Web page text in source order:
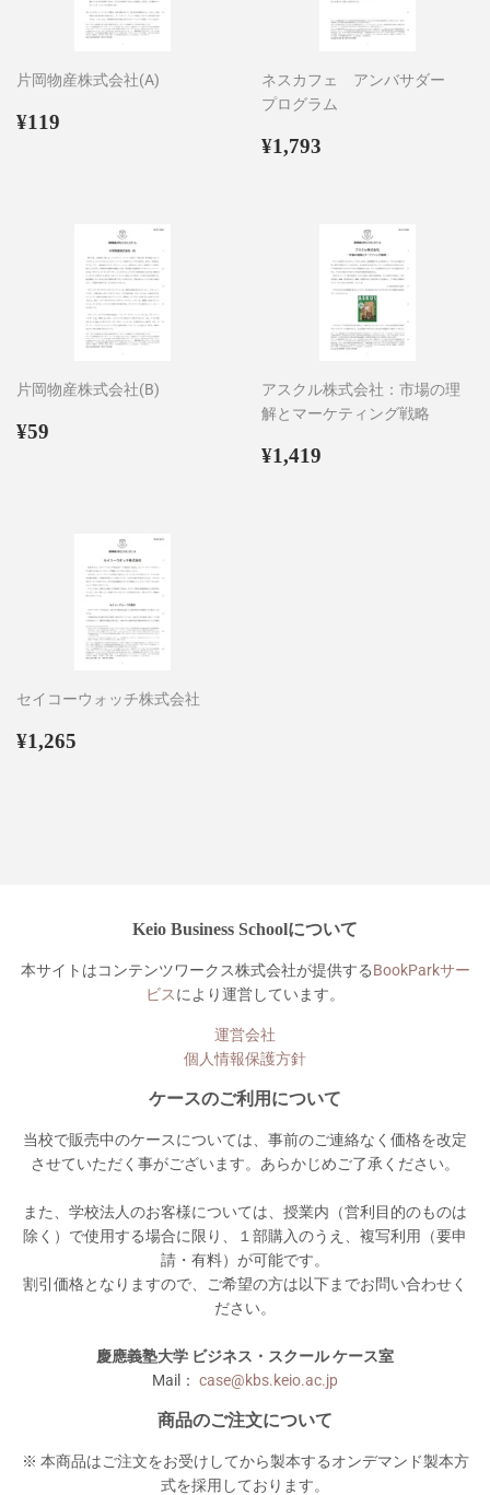
片岡物産株式会社(A)
通
¥119
ネスカフェ アンバサダー
プログラム
通
¥1,793
片岡物産株式会社(B)
通
¥59
アスクル株式会社：市場の理
解とマーケティング戦略
通
¥1,419
セイコーウォッチ株式会社
通
¥1,265
Keio Business Schoolについて
本サイトはコンテンツワークス株式会社が提供するBookParkサー
ビスにより運営しています。
運営会社
個人情報保護方針
ケースのご利用について
当校で販売中のケースについては、事前のご連絡なく価格を改定
させていただく事がございます。あらかじめご了承ください。
また、学校法人のお客様については、授業内（営利目的のものは
除く）で使用する場合に限り、１部購入のうえ、複写利用（要申
請・有料）が可能です。
割引価格となりますので、ご希望の方は以下までお問い合わせく
ださい。
慶應義塾大学 ビジネス・スクール ケース室
Mail： case@kbs.keio.ac.jp
商品のご注文について
※ 本商品はご注文をお受けしてから製本するオンデマンド製本方
式を採用しております。